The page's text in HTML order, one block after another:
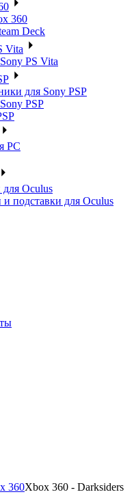
360
Deck
Vita
PS Vita
для Sony PSP
PSP
PC
Oculus
подставки для Oculus
360Xbox 360 - Darksiders